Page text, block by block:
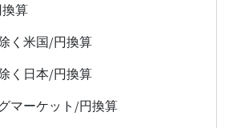
算
く米国/円換算
く日本/円換算
マーケット/円換算